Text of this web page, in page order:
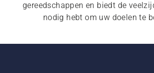
gereedschappen en biedt de
nodig hebt om uw doelen te